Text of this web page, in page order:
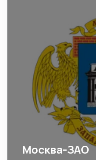
Москва-ЗАО